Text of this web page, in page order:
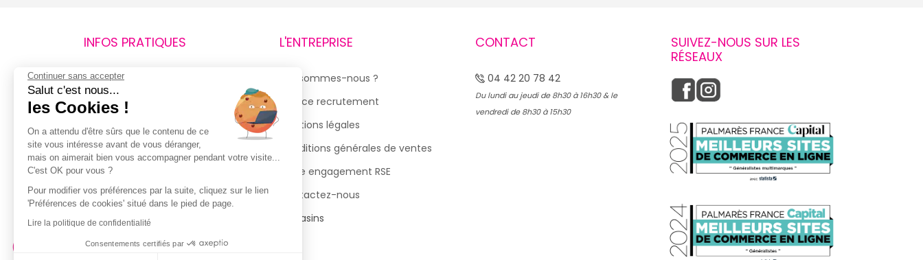
INFOS PRATIQUES
Retours et remboursements
Suivi de commande
Livraisons
Guide des tailles
Politique de confidentialité
Conditions générales d’utilisation
de la Carte de Fidélité
L'ENTREPRISE
Qui sommes-nous ?
Espace recrutement
Mentions légales
Conditions générales de ventes
Notre engagement RSE
Contactez-nous
Magasins
CONTACT
04 42 20 78 42
Du lundi au jeudi de 8h30 à 16h30 & le
vendredi de 8h30 à 15h30
SUIVEZ-NOUS SUR LES
RÉSEAUX
Continuer sans accepter
Salut c'est nous...
les Cookies !
On a attendu d'être sûrs que le contenu de ce
site vous intéresse avant de vous déranger,
mais on aimerait bien vous accompagner pendant votre visite...
C'est OK pour vous ?
Pour modifier vos préférences par la suite, cliquez sur le lien
'Préférences de cookies' situé dans le pied de page.
Lire la politique de confidentialité
Consentements certifiés par